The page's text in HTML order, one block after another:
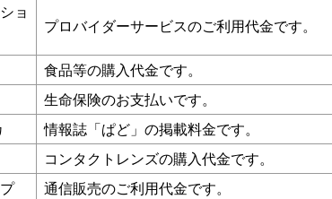
ョ
プロバイダーサービスのご利用代金です。
食品等の購入代金です。
生命保険のお支払いです。
情報誌「ぱど」の掲載料金です。
コンタクトレンズの購入代金です。
通信販売のご利用代金です。